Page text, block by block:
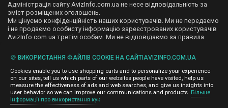
Адміністрація сайту AvizInfo.com.ua не несе відповідальність за
зміст розміщених оголошень.
Ми цінуємо конфіденційність наших користувачів. Ми не передаємо
і не продаємо особисту інформацію зареєстрованих користувачів
AvizInfo.com.ua третім особам. Ми не відповідаємо за правила
деяких сторінках нашого сайту представлена реклама Google
Adsense Advertising Network. Щоб дізнатися детальніше про
правила конфіденційності Googleнатисніть тут.
🍪 ВИКОРИСТАННЯ ФАЙЛІВ COOKIE НА САЙТІAVIZINFO.COM.UA
Cookies enable you to use shopping carts and to personalize your experience
on our sites, tell us which parts of our websites people have visited, help us
measure the effectiveness of ads and web searches, and give us insights into
user behavior so we can improve our communications and products. Більше
інформації про використання кук